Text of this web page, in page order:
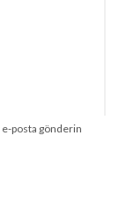
posta gönderin